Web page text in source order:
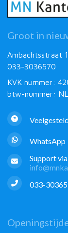
Groot in
Ambachtsstraat
033-3036570
KVK nummer:
btw-nummer:
WhatsApp
Support
033-